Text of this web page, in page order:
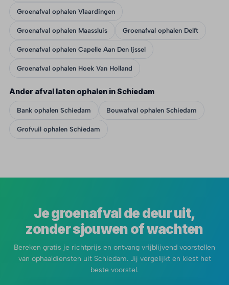
Groenafval ophalen Vlaardingen
Groenafval ophalen Maassluis Groenafval ophalen Delft
Groenafval ophalen Capelle Aan Den Ijssel
Groenafval ophalen Hoek Van Holland
Ander afval laten ophalen in Schiedam
Bank ophalen Schiedam Bouwafval ophalen Schiedam
Grofvuil ophalen Schiedam
Je groenafval de deur uit,
zonder sjouwen of wachten
Bereken gratis je richtprijs en ontvang vrijblijvend voorstellen
van ophaaldiensten uit Schiedam. Jij vergelijkt en kiest het
beste voorstel.